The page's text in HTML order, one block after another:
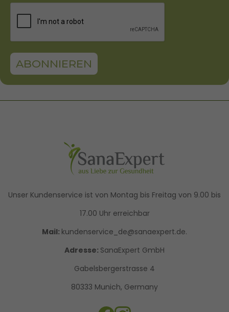
ABONNIEREN
Unser Kundenservice ist von Montag bis Freitag von 9.00 bis
17.00 Uhr erreichbar
Mail: kundenservice_de@sanaexpert.de.
Adresse: SanaExpert GmbH
Gabelsbergerstrasse 4
80333 Munich, Germany